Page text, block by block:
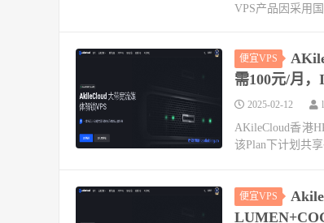
VPS产品因采用
便宜VPS
需100元/月
2025-02-12
AKileCloud香港
该Plan下计划共
便宜VPS